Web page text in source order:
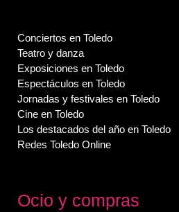
Conciertos en Toledo
Teatro y danza
Exposiciones en Toledo
Espectáculos en Toledo
Jornadas y festivales en Toledo
Cine en Toledo
Los destacados del año en Toledo
Redes Toledo Online
Ocio y compras